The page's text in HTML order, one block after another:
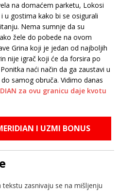
na domaćem parketu, Lokosi
u gostima kako bi se osigurali
Nema sumnje da su
žele do pobede na ovom
Grina koji je jedan od najboljih
nije igrač koji će da forsira po
naći način da ga zaustavi u
samog obruča. Vidimo danas
za ovu granicu daje kvotu
I UZMI BONUS
zasnivaju se na mišljenju